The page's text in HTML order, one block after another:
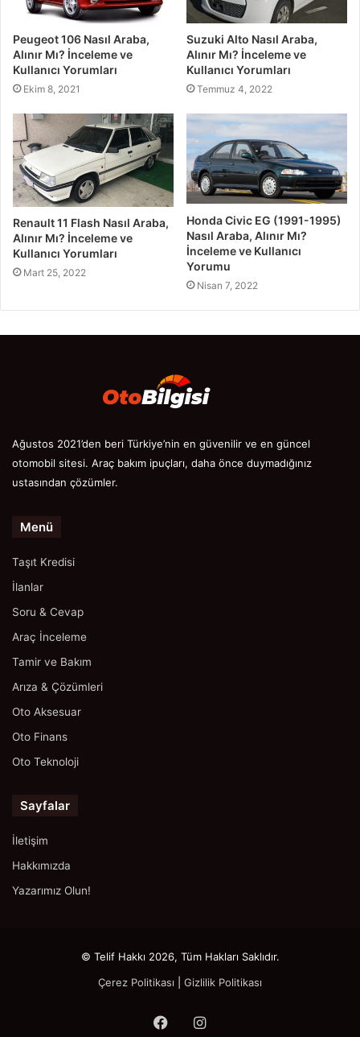
Peugeot 106 Nasıl Araba,
Alınır Mı? İnceleme ve
Kullanıcı Yorumları
Ekim 8, 2021
Suzuki Alto Nasıl Araba,
Alınır Mı? İnceleme ve
Kullanıcı Yorumları
Temmuz 4, 2022
Renault 11 Flash Nasıl Araba,
Alınır Mı? İnceleme ve
Kullanıcı Yorumları
Mart 25, 2022
Honda Civic EG (1991-1995)
Nasıl Araba, Alınır Mı?
İnceleme ve Kullanıcı
Yorumu
Nisan 7, 2022
Ağustos 2021’den beri Türkiye’nin en güvenilir ve en güncel
otomobil sitesi. Araç bakım ipuçları, daha önce duymadığınız
ustasından çözümler.
Menü
Taşıt Kredisi
İlanlar
Soru & Cevap
Araç İnceleme
Tamir ve Bakım
Arıza & Çözümleri
Oto Aksesuar
Oto Finans
Oto Teknoloji
Sayfalar
İletişim
Hakkımızda
Yazarımız Olun!
© Telif Hakkı 2026, Tüm Hakları Saklıdır.
Çerez Politikası
Gizlilik Politikası
FacebookInstagram